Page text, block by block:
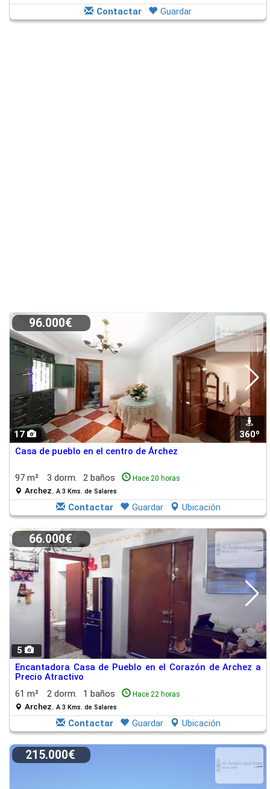
Contactar Guardar
17 360º
96.000€
Casa de pueblo en el centro de Árchez
97 m² 3 dorm. 2 baños Hace 20 horas
Archez. A 3 Kms. de Salares
Contactar Guardar Ubicación
5
66.000€
Encantadora Casa de Pueblo en el Corazón de Archez a
Precio Atractivo
61 m²
2 dorm. 1 baños Hace 22 horas
Archez. A 3 Kms. de Salares
Contactar Guardar Ubicación
215.000€